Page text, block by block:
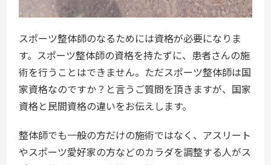
スポーツ整体師のなるためには資格が必要になりま
す。スポーツ整体師の資格を持たずに、患者さんの施
術を行うことはできません。ただスポーツ整体師は国
家資格なのですか？と言うご質問を頂きますが、国家
資格と民間資格の違いをお伝えします。
整体師でも一般の方だけの施術ではなく、アスリート
やスポーツ愛好家の方などのカラダを調整する人がス